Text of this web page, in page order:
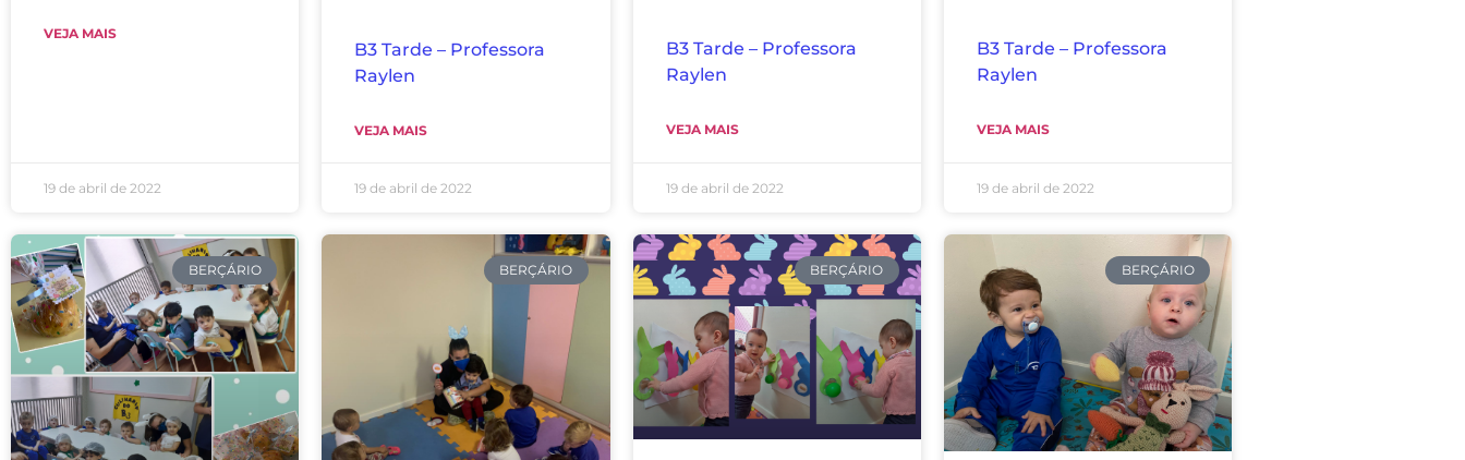
VEJA MAIS
19 de abril de 2022
B3 Tarde – Professora
Raylen
VEJA MAIS
19 de abril de 2022
B3 Tarde – Professora
Raylen
VEJA MAIS
19 de abril de 2022
B3 Tarde – Professora
Raylen
VEJA MAIS
19 de abril de 2022
BERÇÁRIO BERÇÁRIO BERÇÁRIO BERÇÁRIO